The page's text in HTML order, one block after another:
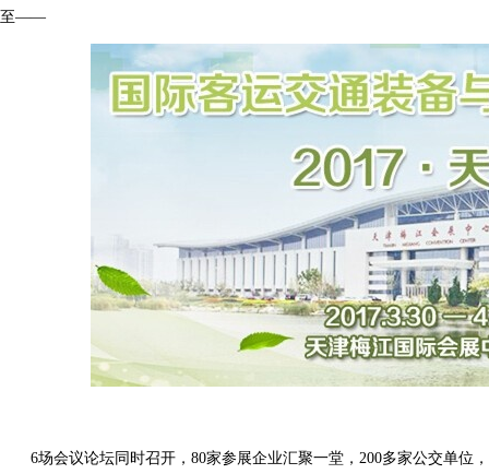
至——
6场会议论坛同时召开，80家参展企业汇聚一堂，200多家公交单